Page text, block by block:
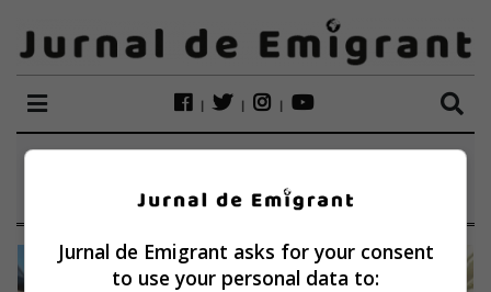
IOAN ANDONE
Jurnal de Emigrant asks for your consent
to use your personal data to: